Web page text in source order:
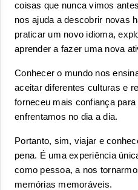
coisas que nunca vimos
nos ajuda a descobrir novas
praticar um novo idioma,
aprender a fazer uma nova
Conhecer o mundo nos
aceitar diferentes culturas e
forneceu mais confiança
enfrentamos no dia a dia.
Portanto, sim, viajar e
pena. É uma experiência
como pessoa, a nos
memórias memoráveis.